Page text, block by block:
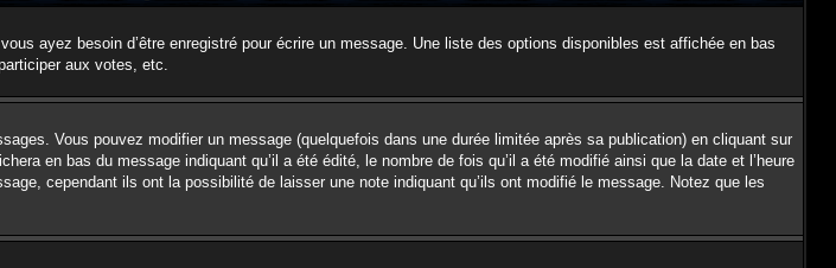
ayez besoin d’être enregistré pour écrire un message. Une liste des options disponibles est affichée en bas
aux votes, etc.
Vous pouvez modifier un message (quelquefois dans une durée limitée après sa publication) en cliquant sur
en bas du message indiquant qu’il a été édité, le nombre de fois qu’il a été modifié ainsi que la date et l’heure
cependant ils ont la possibilité de laisser une note indiquant qu’ils ont modifié le message. Notez que les